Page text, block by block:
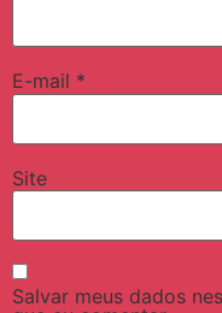
E-mail *
Site
Salvar meus dados